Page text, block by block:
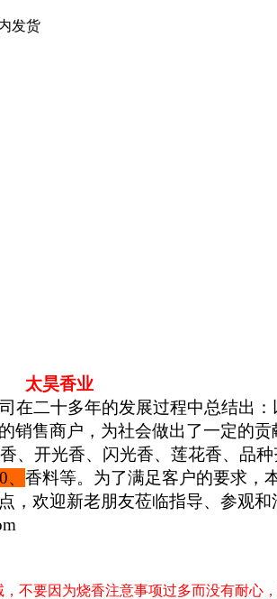
发货
太昊香业
二十多年的发展过程中总结出
售商户，为社会做出了一定的贡
开光香、闪光香、莲花香、品种
香料等。为了满足客户的要求，
欢迎新老朋友莅临指导、参观和
不要因为烧香注意事项过多而没有耐心